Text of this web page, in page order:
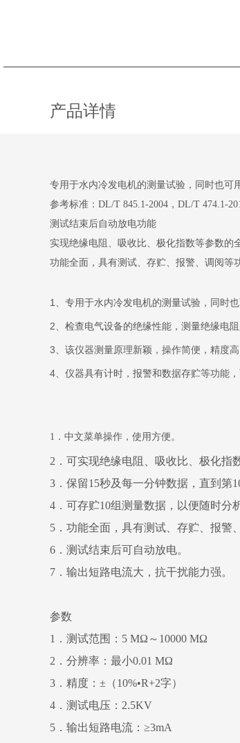
产品详情
专用于水内冷发电机的测量试验，同时也可
参考标准：DL/T 845.1-2004，DL/T 474.1-
测试结束后自动放电功能
实现绝缘电阻、吸收比、极化指数等参数的
功能全面，具有测试、存贮、报警、调阅等
1、专用于水内冷发电机的测量试验，同时
2、检查电气设备的绝缘性能，测量绝缘电
3、该仪器测量原理新颖，操作简便，精度
4、仪器具有计时，报警和数据存贮等功能
1．中文菜单操作，使用方便。
2．可实现绝缘电阻、吸收比、极化指
3．保留15秒及每一分钟数据，直到第
4．可存贮10组测量数据，以便随时分
5．功能全面，具有测试、存贮、报警
6．测试结束后可自动放电。
7．输出短路电流
参数
1．测试范围：5 MΩ～10000 MΩ
2．分辨率：最小0.01 MΩ
3．精度：±（10%•R+2字）
4．测试电压：2.5KV
5．输出短路电流：≥3mA